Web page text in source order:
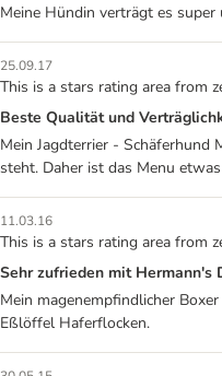
Meine Hündin verträgt es super
25.09.17
This is a stars rating area from
Beste Qualität und
Mein Jagdterrier -
steht. Daher ist das Menu
11.03.16
This is a stars rating area from
Sehr zufrieden mit Hermann's
Mein magenempfindlicher
Eßlöffel Haferflocken.